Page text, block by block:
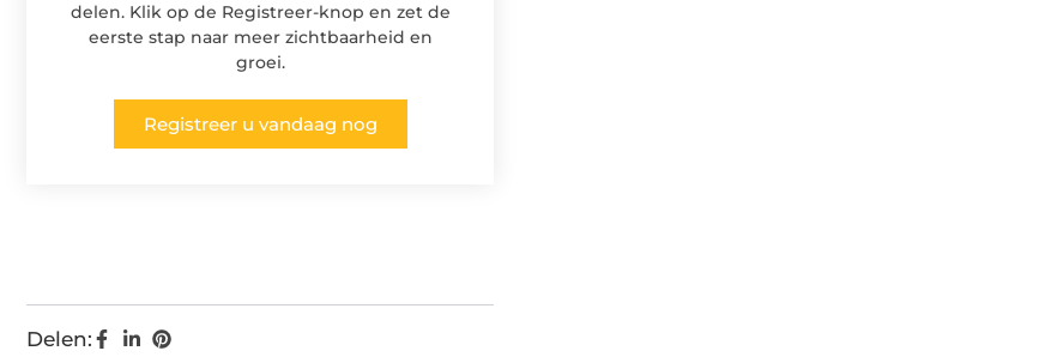
delen. Klik op de Registreer-knop en zet de
eerste stap naar meer zichtbaarheid en
groei.
Registreer u vandaag nog
Delen: